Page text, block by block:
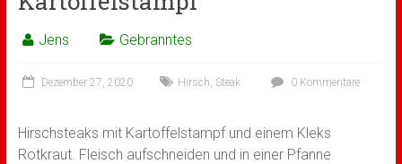
Jens Gebranntes
Dezember 27, 2020 Hirsch Steak 0 Kommentare
Hirschsteaks mit Kartoffelstampf und einem Kleks
Rotkraut. Fleisch aufschneiden und in einer Pfanne